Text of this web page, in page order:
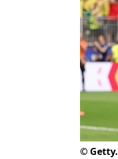
© Getty.